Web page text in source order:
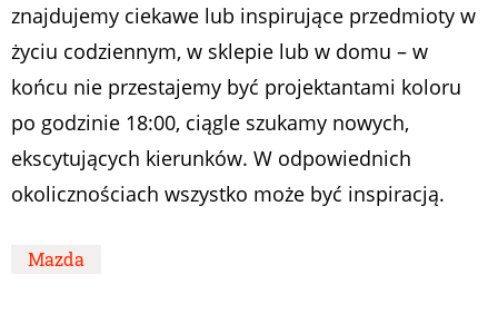
znajdujemy ciekawe lub inspirujące przedmioty w
życiu codziennym, w sklepie lub w domu – w
końcu nie przestajemy być projektantami koloru
po godzinie 18:00, ciągle szukamy nowych,
ekscytujących kierunków. W odpowiednich
okolicznościach wszystko może być inspiracją.
Mazda